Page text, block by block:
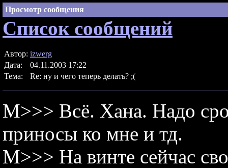
Просмотр сообщения
Список сообщений
Автор: izwerg
Дата:
04.11.2003 17:22
Тема:
Re: ну и чего теперь делать? ;(
M>>> Всё. Хана. Надо
приносы ко мне и тд.
M>>> На винте сейчас